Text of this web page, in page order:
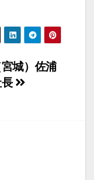
城）佐浦